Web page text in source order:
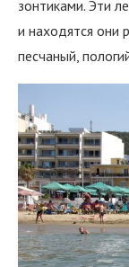
зонтиками. Эти
и находятся они
песчаный,